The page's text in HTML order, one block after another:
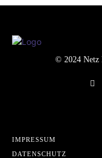
© 2024 Netz
IMPRESSUM
DATENSCHUTZ